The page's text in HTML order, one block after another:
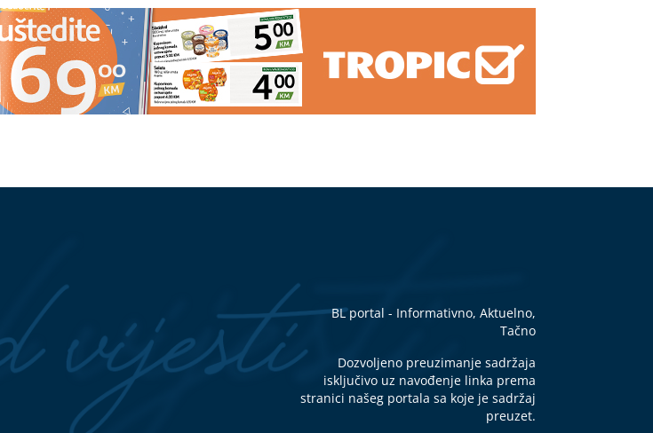
novinare i ulični obračuni pokazuju
(FOTO)"Sve ću da vas pobijem"
Isplivala hit prepiska Verice i Marije
Šerifović, mali Mario u centru